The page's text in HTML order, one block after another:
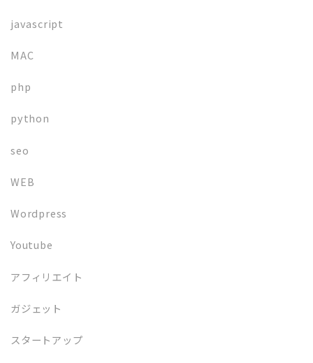
javascript
MAC
php
python
seo
WEB
Wordpress
Youtube
アフィリエイト
ガジェット
スタートアップ